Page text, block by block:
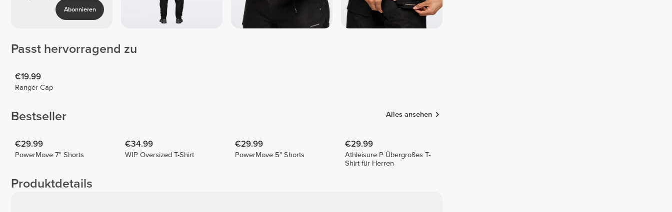
Abonnieren
Passt hervorragend zu
€19.99
Ranger Cap
Bestseller Alles ansehen
€29.99
PowerMove 7" Shorts
€34.99
WIP Oversized T-Shirt
€29.99
PowerMove 5" Shorts
€29.99
Athleisure P Übergroßes T-
Shirt für Herren
Produktdetails